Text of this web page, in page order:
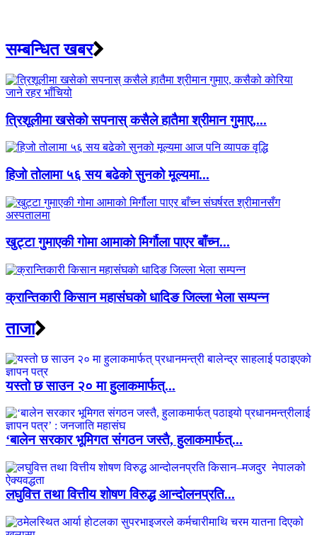
सम्बन्धित खबर
त्रिशूलीमा खसेको सपनास् कसैले हातैमा श्रीमान गुमाए,...
हिजो तोलामा ५६ सय बढेको सुनको मूल्यमा...
खुट्टा गुमाएकी गोमा आमाको मिर्गौला पाएर बाँच्न...
क्रान्तिकारी किसान महासंंघकाे धादिङ जिल्ला भेला सम्पन्न
ताजा
यस्तो छ साउन २० मा हुलाकमार्फत्...
‘बालेन सरकार भूमिगत संगठन जस्तै, हुलाकमार्फत्...
लघुवित्त तथा वित्तीय शोषण विरुद्ध आन्दोलनप्रति...